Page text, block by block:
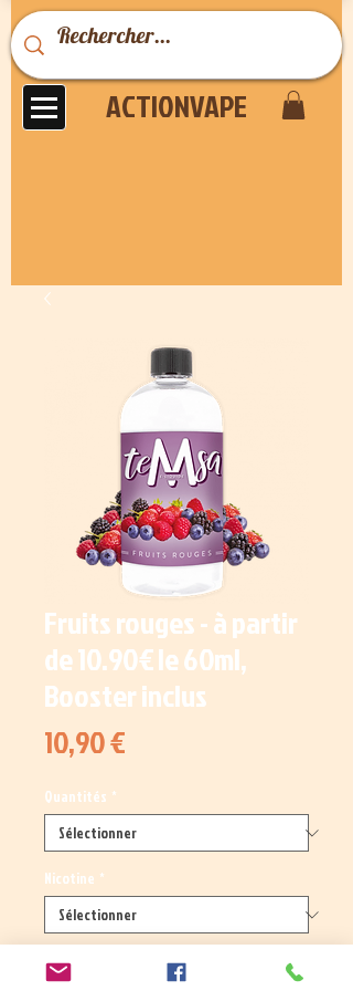
ACTIONVAPE
Fruits rouges - à partir
de 10.90€ le 60ml,
Booster inclus
10,90 €Prix
Quantités *
Nicotine *
Quantité